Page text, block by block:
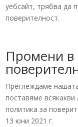
уебсайт, трябва да
поверителност.
Промени в
Преглеждаме
поставяме всякакви
политика за
13 юни 2021 г.